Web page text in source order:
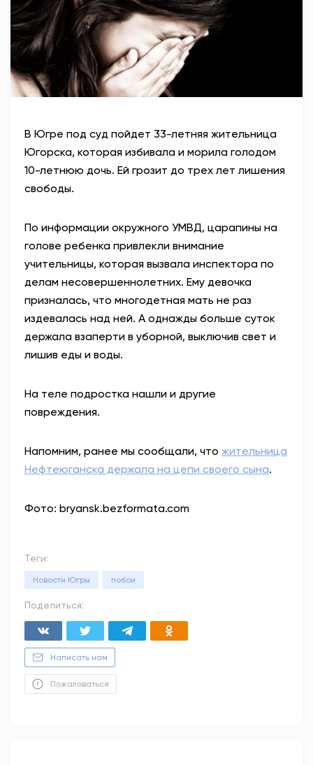
АНТИТЕРРОР
НОВОСТИ
ОФИЦИАЛЬНО
82,17 94,84
В Югре под суд пойдет 33-летняя жительница
Югорска, которая избивала и морила голодом
10-летнюю дочь. Ей грозит до трех лет лишения
свободы.
По информации окружного УМВД, царапины на
голове ребенка привлекли внимание
учительницы, которая вызвала инспектора по
делам несовершеннолетних. Ему девочка
призналась, что многодетная мать не раз
издевалась над ней. А однажды больше суток
держала взаперти в уборной, выключив свет и
лишив еды и воды.
На теле подростка нашли и другие
повреждения.
Напомним, ранее мы сообщали, что жительница
Нефтеюганска держала на цепи своего сына.
Фото: bryansk.bezformata.com
Теги:
Новости Югры побои
Поделиться:
Написать нам
Пожаловаться